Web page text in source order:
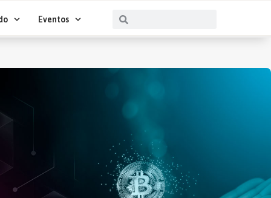
Eventos Buscar